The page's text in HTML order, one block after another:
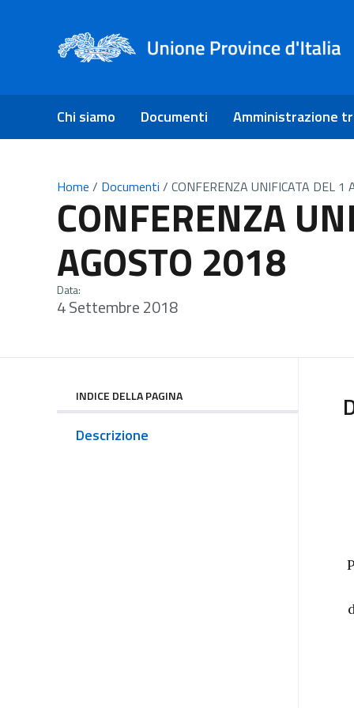
Chi siamo Documenti Amministrazione
Home / Documenti / CONFERENZA UNIFICATA DEL 1
CONFERENZA
AGOSTO 2018
Data:
4 Settembre 2018
INDICE DELLA PAGINA
Descrizione